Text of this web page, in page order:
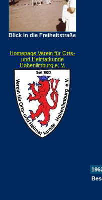
Blick in die Freiheitstraße
Homepage Verein für Orts-
und Heimatkunde
Hohenlimburg e. V.